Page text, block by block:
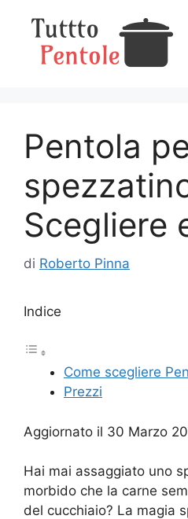
contenuto
Pentola
Scegliere
di Roberto Pinna
Indice
Come scegliere
Prezzi
Aggiornato il 30 Marzo
Hai mai assaggiato uno
morbido che la carne
del cucchiaio? La magia